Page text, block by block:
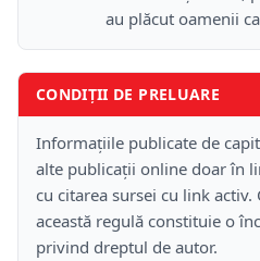
au plăcut oamenii
CONDIȚII DE PRELUARE
Informațiile publicate de
alte publicații online doar în
cu citarea sursei cu link activ.
această regulă constituie o
privind dreptul de autor.